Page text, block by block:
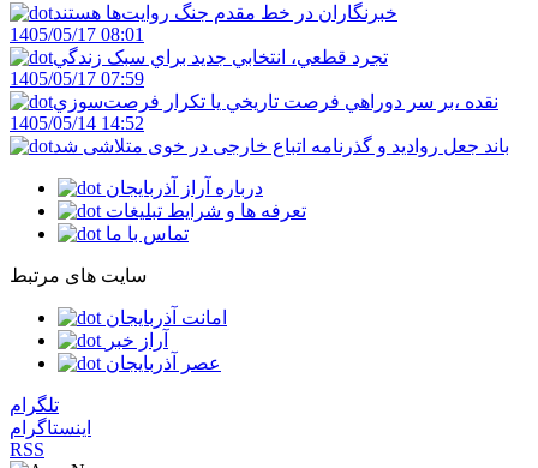
خبرنگاران در خط مقدم جنگ روايت‌ها هستند
1405/05/17 08:01
تجرد قطعي، انتخابي جديد براي سبک زندگي
1405/05/17 07:59
نقده ،بر سر دوراهي فرصت تاريخي يا تکرار فرصت‌سوزي
1405/05/14 14:52
باند جعل روادید و گذرنامه اتباع خارجی در خوی متلاشی شد
درباره آراز آذربایجان
تعرفه ها و شرایط تبلیغات
تماس با ما
سایت های مرتبط
امانت آذربایجان
آراز خبر
عصر آذربایجان
تلگرام
اینستاگرام
RSS